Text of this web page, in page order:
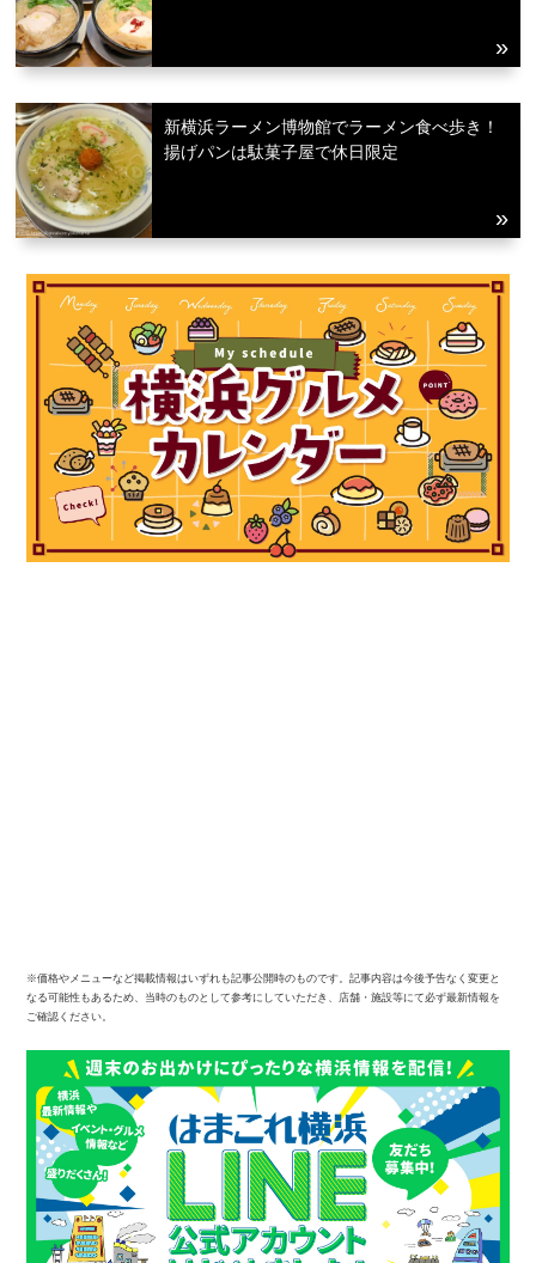
新横浜ラーメン博物館でラーメン食べ歩き！
揚げパンは駄菓子屋で休日限定
※価格やメニューなど掲載情報はいずれも記事公開時のものです。記事内容は今後予告なく変更と
なる可能性もあるため、当時のものとして参考にしていただき、店舗・施設等にて必ず最新情報を
ご確認ください。